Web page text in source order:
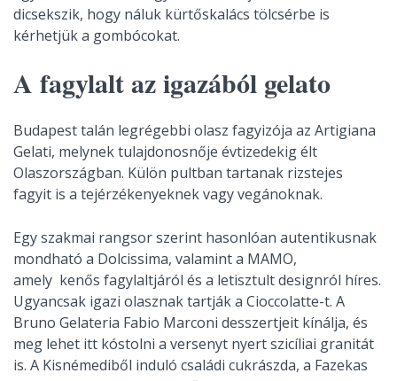
dicsekszik, hogy náluk kürtőskalács tölcsérbe is
kérhetjük a gombócokat.
A fagylalt az igazából gelato
Budapest talán legrégebbi olasz fagyizója az Artigiana
Gelati, melynek tulajdonosnője évtizedekig élt
Olaszországban. Külön pultban tartanak rizstejes
fagyit is a tejérzékenyeknek vagy vegánoknak.
Egy szakmai rangsor szerint hasonlóan autentikusnak
mondható a Dolcissima, valamint a MAMO,
amely kenős fagylaltjáról és a letisztult designról híres.
Ugyancsak igazi olasznak tartják a Cioccolatte-t. A
Bruno Gelateria Fabio Marconi desszertjeit kínálja, és
meg lehet itt kóstolni a versenyt nyert szicíliai granitát
is. A Kisnémediből induló családi cukrászda, a Fazekas